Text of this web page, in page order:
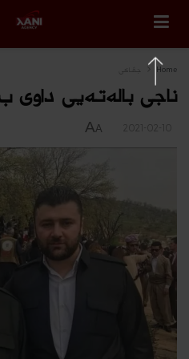
Home جڤاكی
ناجى باله‌ته‌یی داوى
A
A